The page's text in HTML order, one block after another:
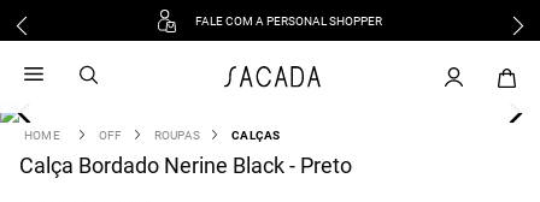
FALE COM A PERSONAL SHOPPER
OFF ROUPAS CALÇAS
Calça Bordado Nerine Black - Preto
vestido
3 º blusa
º tricot